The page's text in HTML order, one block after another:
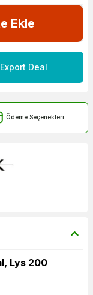
Ekle
Export Deal
Ödeme Seçenekleri
Lys 200